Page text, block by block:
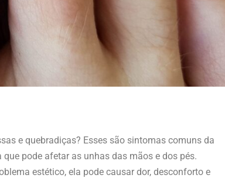
e quebradiças? Esses são sintomas comuns da
pode afetar as unhas das mãos e dos pés.
estético, ela pode causar dor, desconforto e